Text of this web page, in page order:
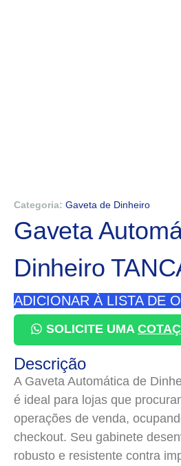
Categoria: Gaveta de Dinheiro
Gaveta
Dinheiro
ADICIONAR À LISTA DE
SOLICITE UMA
Descrição
A Gaveta Automática de
é ideal para lojas que
operações de venda,
checkout. Seu gabinete
robusto e resistente contra